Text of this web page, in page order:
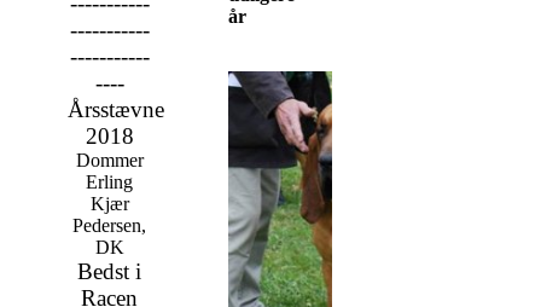
-----------
-----------
----
Årsstævne
2018
Dommer
Erling
Kjær
Pedersen,
DK
Bedst i
Racen
år